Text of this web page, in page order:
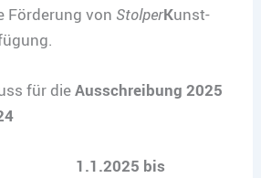
Förderung von StolperKunst-
für dieAusschreibung 2025
1.1.2025 bis